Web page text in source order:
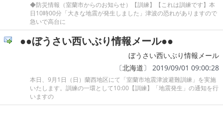
◆防災情報（室蘭市からのお知らせ）【訓練】【これは訓練です】本
日10時00分「大きな地震が発生しました」津波の恐れがありますので
急いで高台に
●●ぼうさい西いぶり情報メール●●
ぼうさい西いぶり情報メール
〔北海道〕 2019/09/01 09:00:28
本日、9月1日（日）蘭西地区にて「室蘭市地震津波避難訓練」を実施
いたします。訓練の一環として10:00【訓練】「地震発生」の通知を行
いますの